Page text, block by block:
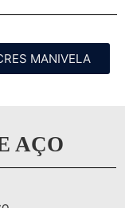
MANIVELA
AÇO